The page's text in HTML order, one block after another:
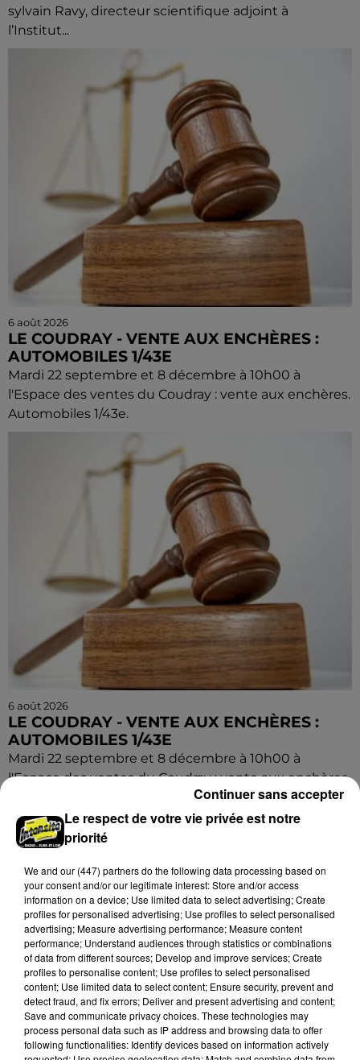
sylvain Ravy, directeur scientifique adjoint à
l’Institut...
6 août 2026
LE COUDRAY - VENTE AUX ENCHÈRES :
AUTOMOBILES 1/43E
Mardi 22 septembre et 8 décembre à 10h00 à
l'Espace des ventes du Coudray : vente aux enchères.
Automobiles 1/43e.
6 août 2026
LE COUDRAY - VENTE AUX ENCHÈRES :
AUTOMOBILES 1/43E
Mardi 22 septembre et 8 décembre à 10h00 à
l'Espace des ventes du Coudray : vente aux enchères.
Le respect de votre vie privée est notre
priorité
We and our (447) partnersdo the following data processing based on
your consent and/or our legitimate interest: Store and/or access
information on a device; Use limited data to select advertising; Create
profiles for personalised advertising; Use profiles to select personalised
advertising; Measure advertising performance; Measure content
performance; Understand audiences through statistics or combinations
of data from different sources; Develop and improve services; Create
profiles to personalise content; Use profiles to select personalised
content; Use limited data to select content; Ensure security, prevent and
detect fraud, and fix errors; Deliver and present advertising and content;
Save and communicate privacy choices. These technologies may
process personal data such as IP address and browsing data to offer
following functionalities: Identify devices based on information actively
Continuer sans accepter